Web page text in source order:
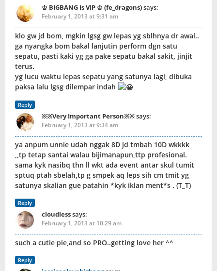
♔ BIGBANG is VIP ♔ (fe_dragons)says:
February 1, 2013 at 9:31 am
klo gw jd bom, mgkin lgsg gw lepas yg sblhnya dr awal..
ga nyangka bom bakal lanjutin perform dgn satu
sepatu, pasti kaki yg ga pake sepatu bakal sakit, jinjit
terus.
yg lucu waktu lepas sepatu yang satunya lagi, dibuka
paksa lalu lgsg dilempar indah
Reply
※※Very Important Person※※says:
February 1, 2013 at 9:34 am
ya anpum unnie udah nggak 8D jd tmbah 10D wkkkk
,,tp tetap santai walau bijimanapun,ttp profesional.
sama kyk nasibq thn ll wkt ada event antar skul tumit
sptuq ptah sbelah,tp g smpek aq leps sih cm tmit yg
satunya skalian gue patahin *kyk iklan ment*s . (T_T)
Reply
cloudlesssays:
February 1, 2013 at 10:29 am
such a cutie pie,and so PRO..getting love her ^^
Reply